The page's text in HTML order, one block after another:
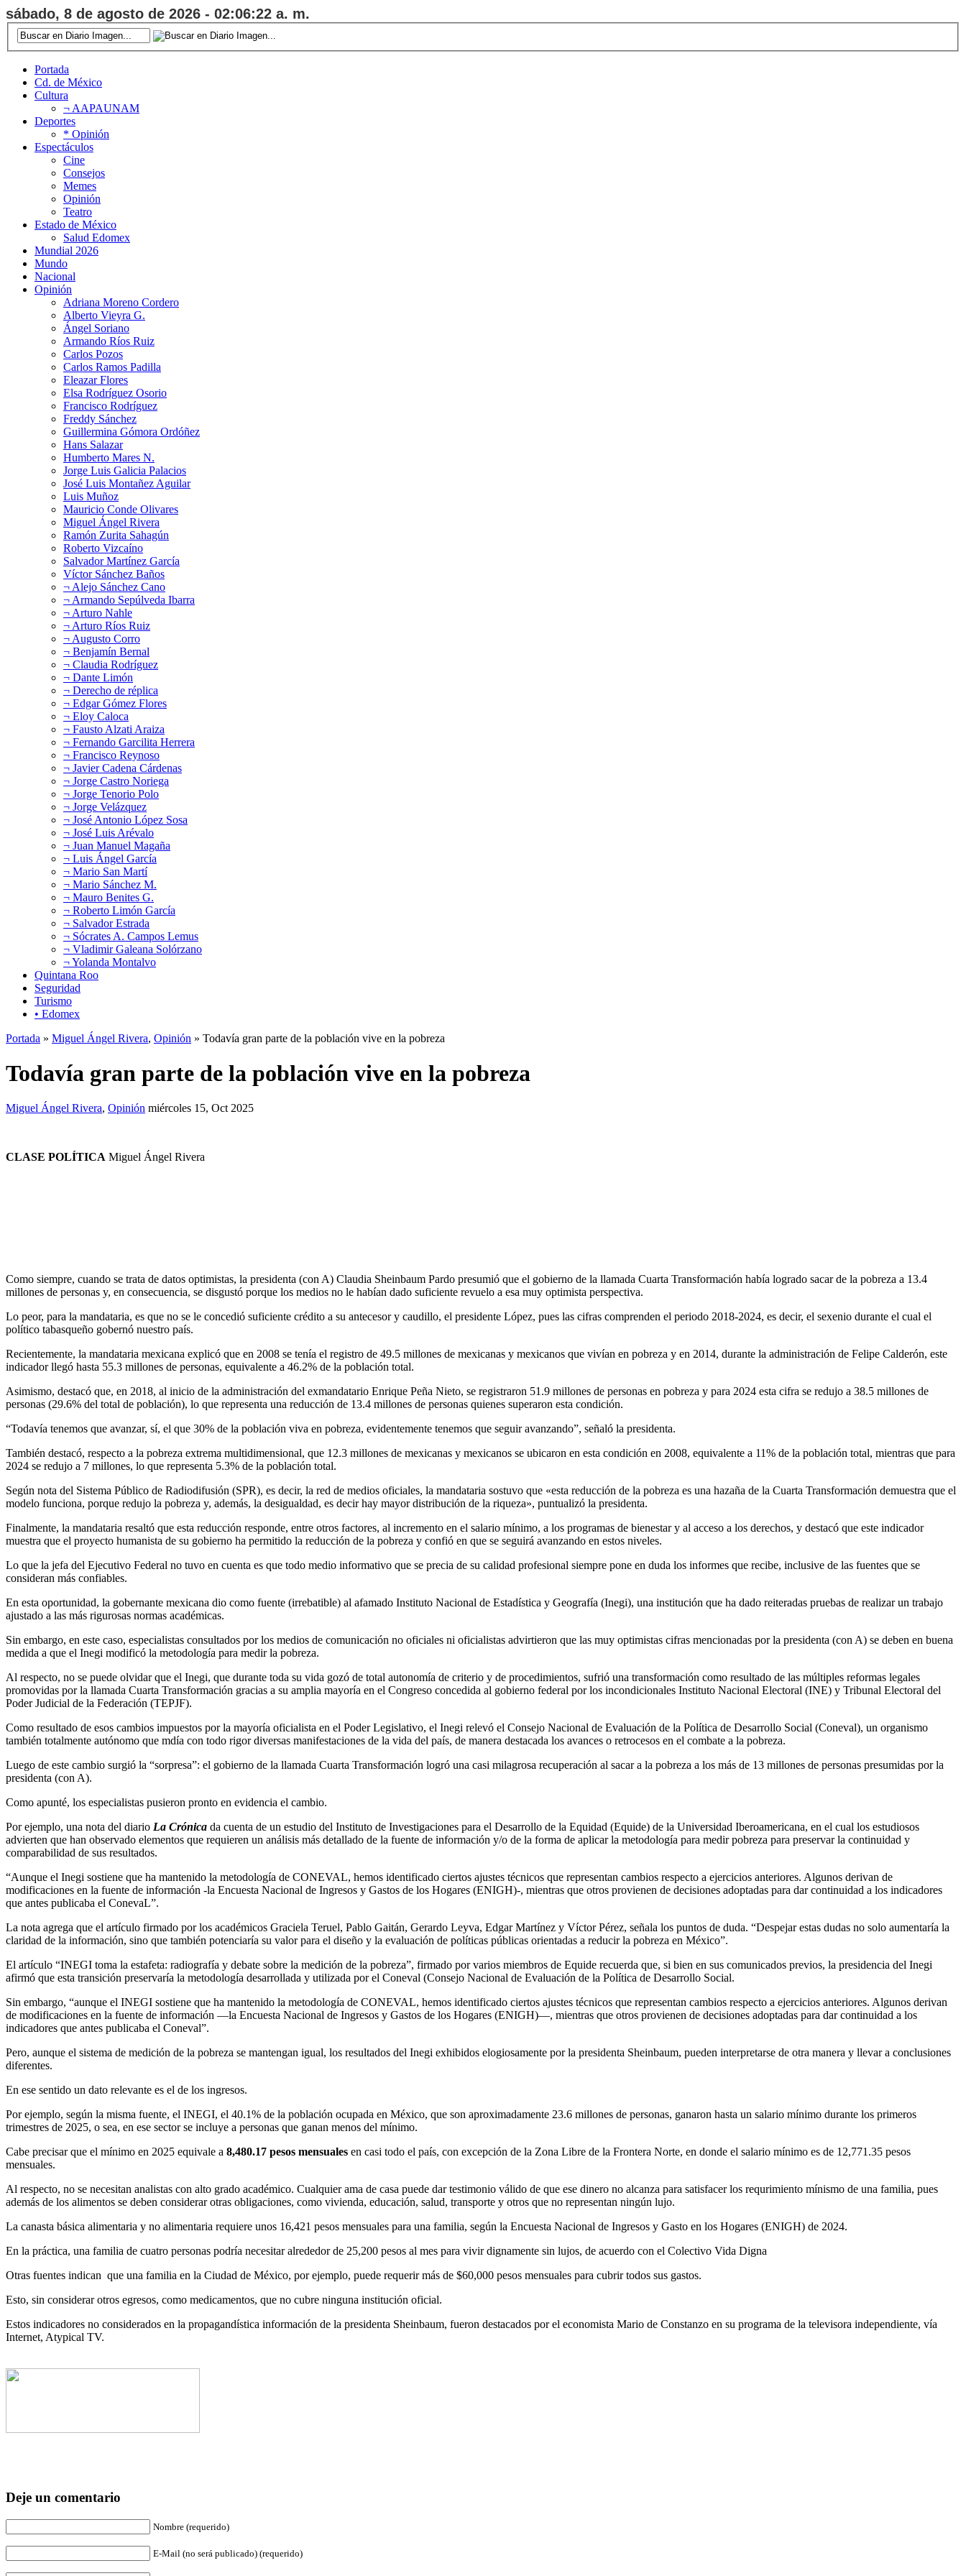
sábado, 8 de agosto de 2026 - 02:06:23 a. m.
Portada
Cd. de México
Cultura
¬ AAPAUNAM
Deportes
* Opinión
Espectáculos
Cine
Consejos
Memes
Opinión
Teatro
Estado de México
Salud Edomex
Mundial 2026
Mundo
Nacional
Opinión
Adriana Moreno Cordero
Alberto Vieyra G.
Ángel Soriano
Armando Ríos Ruiz
Carlos Pozos
Carlos Ramos Padilla
Eleazar Flores
Elsa Rodríguez Osorio
Francisco Rodríguez
Freddy Sánchez
Guillermina Gómora Ordóñez
Hans Salazar
Humberto Mares N.
Jorge Luis Galicia Palacios
José Luis Montañez Aguilar
Luis Muñoz
Mauricio Conde Olivares
Miguel Ángel Rivera
Ramón Zurita Sahagún
Roberto Vizcaíno
Salvador Martínez García
Víctor Sánchez Baños
¬ Alejo Sánchez Cano
¬ Armando Sepúlveda Ibarra
¬ Arturo Nahle
¬ Arturo Ríos Ruiz
¬ Augusto Corro
¬ Benjamín Bernal
¬ Claudia Rodríguez
¬ Dante Limón
¬ Derecho de réplica
¬ Edgar Gómez Flores
¬ Eloy Caloca
¬ Fausto Alzati Araiza
¬ Fernando Garcilita Herrera
¬ Francisco Reynoso
¬ Javier Cadena Cárdenas
¬ Jorge Castro Noriega
¬ Jorge Tenorio Polo
¬ Jorge Velázquez
¬ José Antonio López Sosa
¬ José Luis Arévalo
¬ Juan Manuel Magaña
¬ Luis Ángel García
¬ Mario San Martí
¬ Mario Sánchez M.
¬ Mauro Benites G.
¬ Roberto Limón García
¬ Salvador Estrada
¬ Sócrates A. Campos Lemus
¬ Vladimir Galeana Solórzano
¬ Yolanda Montalvo
Quintana Roo
Seguridad
Turismo
• Edomex
Portada » Miguel Ángel Rivera, Opinión » Todavía gran parte de la población vive en la pobreza
Todavía gran parte de la población vive en la pobreza
Miguel Ángel Rivera, Opinión miércoles 15, Oct 2025
CLASE POLÍTICA Miguel Ángel Rivera
Como siempre, cuando se trata de datos optimistas, la presidenta (con A) Claudia Sheinbaum Pardo presumió que el gobierno de la llamada Cuarta Transformación había logrado sacar de la pobreza a 13.4
millones de personas y, en consecuencia, se disgustó porque los medios no le habían dado suficiente revuelo a esa muy optimista perspectiva.
Lo peor, para la mandataria, es que no se le concedió suficiente crédito a su antecesor y caudillo, el presidente López, pues las cifras comprenden el periodo 2018-2024, es decir, el sexenio durante el cual el
político tabasqueño gobernó nuestro país.
Recientemente, la mandataria mexicana explicó que en 2008 se tenía el registro de 49.5 millones de mexicanas y mexicanos que vivían en pobreza y en 2014, durante la administración de Felipe Calderón, este
indicador llegó hasta 55.3 millones de personas, equivalente a 46.2% de la población total.
Asimismo, destacó que, en 2018, al inicio de la administración del exmandatario Enrique Peña Nieto, se registraron 51.9 millones de personas en pobreza y para 2024 esta cifra se redujo a 38.5 millones de
personas (29.6% del total de población), lo que representa una reducción de 13.4 millones de personas quienes superaron esta condición.
“Todavía tenemos que avanzar, sí, el que 30% de la población viva en pobreza, evidentemente tenemos que seguir avanzando”, señaló la presidenta.
También destacó, respecto a la pobreza extrema multidimensional, que 12.3 millones de mexicanas y mexicanos se ubicaron en esta condición en 2008, equivalente a 11% de la población total, mientras que para
2024 se redujo a 7 millones, lo que representa 5.3% de la población total.
Según nota del Sistema Público de Radiodifusión (SPR), es decir, la red de medios oficiales, la mandataria sostuvo que «esta reducción de la pobreza es una hazaña de la Cuarta Transformación demuestra que el
modelo funciona, porque redujo la pobreza y, además, la desigualdad, es decir hay mayor distribución de la riqueza», puntualizó la presidenta.
Finalmente, la mandataria resaltó que esta reducción responde, entre otros factores, al incremento en el salario mínimo, a los programas de bienestar y al acceso a los derechos, y destacó que este indicador
muestra que el proyecto humanista de su gobierno ha permitido la reducción de la pobreza y confió en que se seguirá avanzando en estos niveles.
Lo que la jefa del Ejecutivo Federal no tuvo en cuenta es que todo medio informativo que se precia de su calidad profesional siempre pone en duda los informes que recibe, inclusive de las fuentes que se
consideran más confiables.
En esta oportunidad, la gobernante mexicana dio como fuente (irrebatible) al afamado Instituto Nacional de Estadística y Geografía (Inegi), una institución que ha dado reiteradas pruebas de realizar un trabajo
ajustado a las más rigurosas normas académicas.
Sin embargo, en este caso, especialistas consultados por los medios de comunicación no oficiales ni oficialistas advirtieron que las muy optimistas cifras mencionadas por la presidenta (con A) se deben en buena
medida a que el Inegi modificó la metodología para medir la pobreza.
Al respecto, no se puede olvidar que el Inegi, que durante toda su vida gozó de total autonomía de criterio y de procedimientos, sufrió una transformación como resultado de las múltiples reformas legales
promovidas por la llamada Cuarta Transformación gracias a su amplia mayoría en el Congreso concedida al gobierno federal por los incondicionales Instituto Nacional Electoral (INE) y Tribunal Electoral del
Poder Judicial de la Federación (TEPJF).
Como resultado de esos cambios impuestos por la mayoría oficialista en el Poder Legislativo, el Inegi relevó el Consejo Nacional de Evaluación de la Política de Desarrollo Social (Coneval), un organismo
también totalmente autónomo que mdía con todo rigor diversas manifestaciones de la vida del país, de manera destacada los avances o retrocesos en el combate a la pobreza.
Luego de este cambio surgió la “sorpresa”: el gobierno de la llamada Cuarta Transformación logró una casi milagrosa recuperación al sacar a la pobreza a los más de 13 millones de personas presumidas por la
presidenta (con A).
Como apunté, los especialistas pusieron pronto en evidencia el cambio.
Por ejemplo, una nota del diario La Crónica da cuenta de un estudio del Instituto de Investigaciones para el Desarrollo de la Equidad (Equide) de la Universidad Iberoamericana, en el cual los estudiosos
advierten que han observado elementos que requieren un análisis más detallado de la fuente de información y/o de la forma de aplicar la metodología para medir pobreza para preservar la continuidad y
comparabilidad de sus resultados.
“Aunque el Inegi sostiene que ha mantenido la metodología de CONEVAL, hemos identificado ciertos ajustes técnicos que representan cambios respecto a ejercicios anteriores. Algunos derivan de
modificaciones en la fuente de información -la Encuesta Nacional de Ingresos y Gastos de los Hogares (ENIGH)-, mientras que otros provienen de decisiones adoptadas para dar continuidad a los indicadores
que antes publicaba el ConevaL”.
La nota agrega que el artículo firmado por los académicos Graciela Teruel, Pablo Gaitán, Gerardo Leyva, Edgar Martínez y Víctor Pérez, señala los puntos de duda. “Despejar estas dudas no solo aumentaría la
claridad de la información, sino que también potenciaría su valor para el diseño y la evaluación de políticas públicas orientadas a reducir la pobreza en México”.
El artículo “INEGI toma la estafeta: radiografía y debate sobre la medición de la pobreza”, firmado por varios miembros de Equide recuerda que, si bien en sus comunicados previos, la presidencia del Inegi
afirmó que esta transición preservaría la metodología desarrollada y utilizada por el Coneval (Consejo Nacional de Evaluación de la Política de Desarrollo Social.
Sin embargo, “aunque el INEGI sostiene que ha mantenido la metodología de CONEVAL, hemos identificado ciertos ajustes técnicos que representan cambios respecto a ejercicios anteriores. Algunos derivan
de modificaciones en la fuente de información —la Encuesta Nacional de Ingresos y Gastos de los Hogares (ENIGH)—, mientras que otros provienen de decisiones adoptadas para dar continuidad a los
indicadores que antes publicaba el Coneval”.
Pero, aunque el sistema de medición de la pobreza se mantengan igual, los resultados del Inegi exhibidos elogiosamente por la presidenta Sheinbaum, pueden interpretarse de otra manera y llevar a conclusiones
diferentes.
En ese sentido un dato relevante es el de los ingresos.
Por ejemplo, según la misma fuente, el INEGI, el 40.1% de la población ocupada en México, que son aproximadamente 23.6 millones de personas, ganaron hasta un salario mínimo durante los primeros
trimestres de 2025, o sea, en ese sector se incluye a personas que ganan menos del mínimo.
Cabe precisar que el mínimo en 2025 equivale a 8,480.17 pesos mensuales en casi todo el país, con excepción de la Zona Libre de la Frontera Norte, en donde el salario mínimo es de 12,771.35 pesos
mensuales.
Al respecto, no se necesitan analistas con alto grado académico. Cualquier ama de casa puede dar testimonio válido de que ese dinero no alcanza para satisfacer los requrimiento mínismo de una familia, pues
además de los alimentos se deben considerar otras obligaciones, como vivienda, educación, salud, transporte y otros que no representan ningún lujo.
La canasta básica alimentaria y no alimentaria requiere unos 16,421 pesos mensuales para una familia, según la Encuesta Nacional de Ingresos y Gasto en los Hogares (ENIGH) de 2024.
En la práctica, una familia de cuatro personas podría necesitar alrededor de 25,200 pesos al mes para vivir dignamente sin lujos, de acuerdo con el Colectivo Vida Digna
Otras fuentes indican que una familia en la Ciudad de México, por ejemplo, puede requerir más de $60,000 pesos mensuales para cubrir todos sus gastos.
Esto, sin considerar otros egresos, como medicamentos, que no cubre ninguna institución oficial.
Estos indicadores no considerados en la propagandística información de la presidenta Sheinbaum, fueron destacados por el economista Mario de Constanzo en su programa de la televisora independiente, vía
Internet, Atypical TV.
Deje un comentario
Nombre (requerido)
E-Mail (no será publicado) (requerido)